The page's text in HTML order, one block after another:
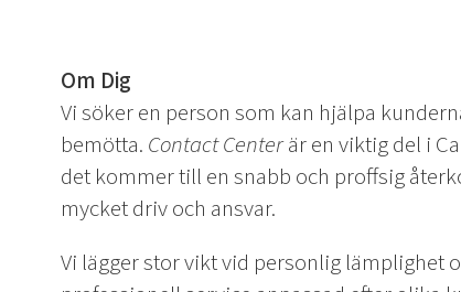
Om Dig
Vi söker en person som kan hjälpa
bemötta. Contact Centerär en viktig del i
det kommer till en snabb och proffsig
mycket driv och ansvar.
Vi lägger stor vikt vid personlig lämplighet